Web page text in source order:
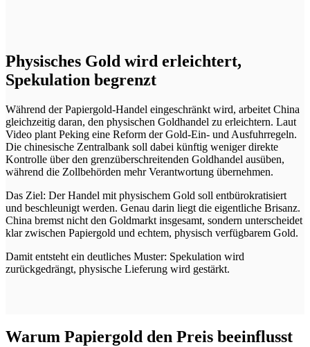
Physisches Gold wird erleichtert,
Spekulation begrenzt
Während der Papiergold-Handel eingeschränkt wird, arbeitet China
gleichzeitig daran, den physischen Goldhandel zu erleichtern. Laut
Video plant Peking eine Reform der Gold-Ein- und Ausfuhrregeln.
Die chinesische Zentralbank soll dabei künftig weniger direkte
Kontrolle über den grenzüberschreitenden Goldhandel ausüben,
während die Zollbehörden mehr Verantwortung übernehmen.
Das Ziel: Der Handel mit physischem Gold soll entbürokratisiert
und beschleunigt werden. Genau darin liegt die eigentliche Brisanz.
China bremst nicht den Goldmarkt insgesamt, sondern unterscheidet
klar zwischen Papiergold und echtem, physisch verfügbarem Gold.
Damit entsteht ein deutliches Muster: Spekulation wird
zurückgedrängt, physische Lieferung wird gestärkt.
Warum Papiergold den Preis beeinflusst